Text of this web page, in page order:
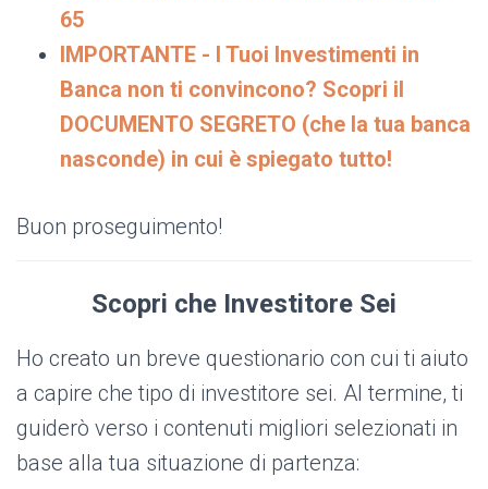
65
IMPORTANTE - I Tuoi Investimenti in
Banca non ti convincono? Scopri il
DOCUMENTO SEGRETO (che la tua banca
nasconde) in cui è spiegato tutto!
Buon proseguimento!
Scopri che Investitore Sei
Ho creato un breve questionario con cui ti aiuto
a capire che tipo di investitore sei. Al termine, ti
guiderò verso i contenuti migliori selezionati in
base alla tua situazione di partenza: